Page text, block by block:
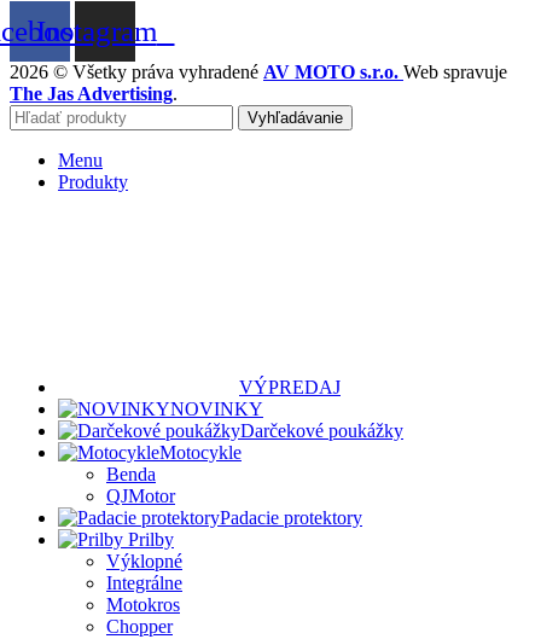
Instagram
2026 © Všetky práva vyhradené AV MOTO s.r.o. Web spravuje
The Jas Advertising.
Vyhľadávanie
Menu
Produkty
VÝPREDAJ
NOVINKY
Darčekové poukážky
Motocykle
Benda
QJMotor
Padacie protektory
Prilby
Výklopné
Integrálne
Motokros
Chopper